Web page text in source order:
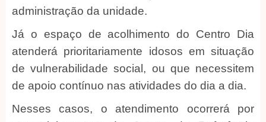
administração da unidade.
Já o espaço de acolhimento do Centro Dia
atenderá prioritariamente idosos em situação
de vulnerabilidade social, ou que necessitem
de apoio contínuo nas atividades do dia a dia.
Nesses casos, o atendimento ocorrerá por